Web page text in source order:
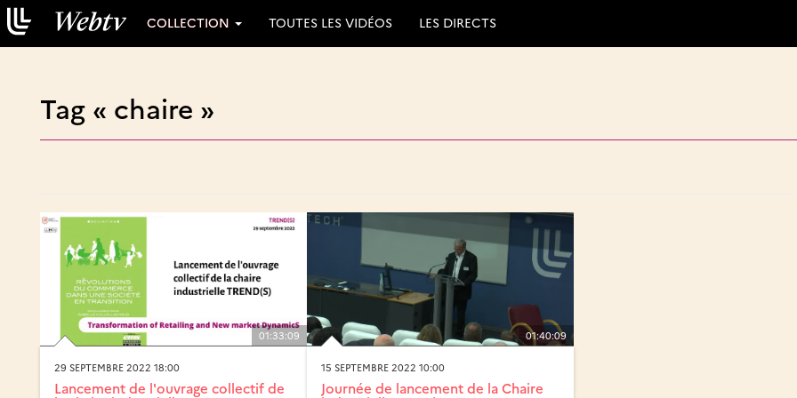
COLLECTION TOUTES LES VIDÉOS LES DIRECTS
Tag « chaire »
01:33:09
29 SEPTEMBRE 2022 18:00
Lancement de l'ouvrage collectif de
01:40:09
15 SEPTEMBRE 2022 10:00
Journée de lancement de la Chaire